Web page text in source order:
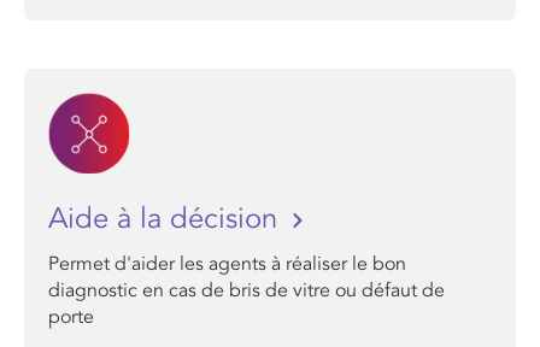
Aide à la décision
Permet d'aider les agents à réaliser le bon
diagnostic en cas de bris de vitre ou défaut de
porte